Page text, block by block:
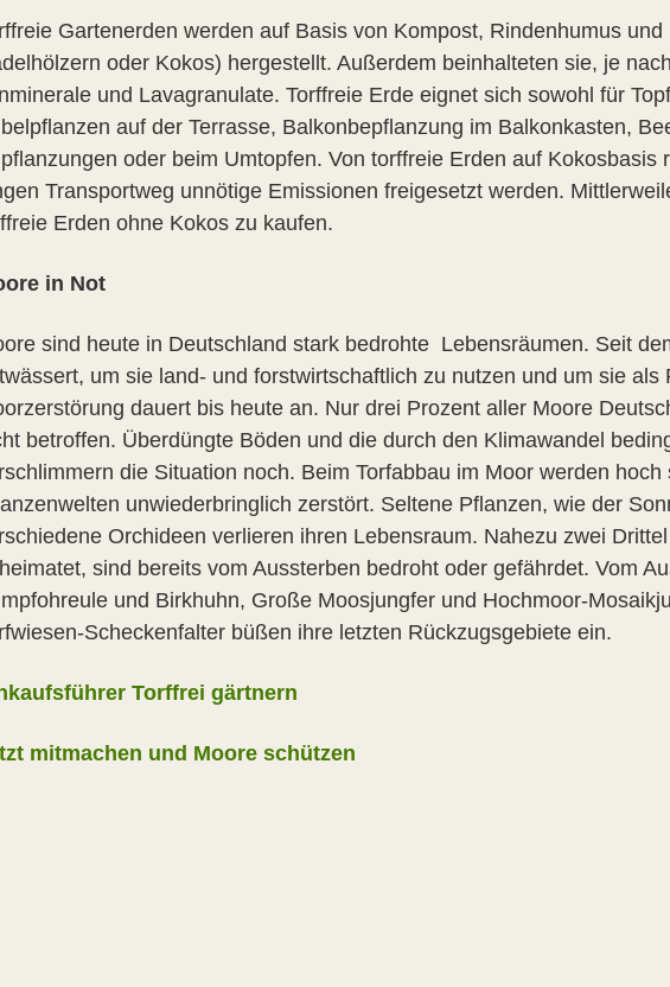
Gartenerden werden auf Basis von Kompost, Rindenhumus
oder Kokos) hergestellt. Außerdem beinhalteten sie, je
und Lavagranulate. Torffreie Erde eignet sich sowohl für
auf der Terrasse, Balkonbepflanzung im Balkonkasten,
oder beim Umtopfen. Von torffreie Erden auf Kokosbasis
Transportweg unnötige Emissionen freigesetzt werden.
Erden ohne Kokos zu kaufen.
in Not
sind heute in Deutschland stark bedrohte Lebensräumen. Seit
um sie land- und forstwirtschaftlich zu nutzen und um sie
dauert bis heute an. Nur drei Prozent aller Moore
betroffen. Überdüngte Böden und die durch den Klimawandel
die Situation noch. Beim Torfabbau im Moor werden hoch
unwiederbringlich zerstört. Seltene Pflanzen, wie der
Orchideen verlieren ihren Lebensraum. Nahezu zwei
sind bereits vom Aussterben bedroht oder gefährdet. Vom
und Birkhuhn, Große Moosjungfer und Hochmoor-
Scheckenfalter büßen ihre letzten Rückzugsgebiete ein.
Torffrei gärtnern
mitmachen und Moore schützen